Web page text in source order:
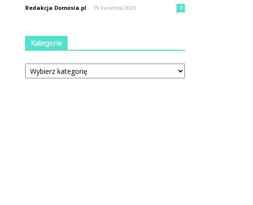
Redakcja Domosia.pl - 19 kwietnia 2026 0
Kategorie
Kategorie